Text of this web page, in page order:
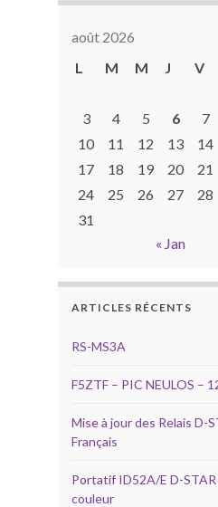
août 2026
L
M M J V
3
4 5 6 7
10
11 12 13 14
17
18 19 20 21
24
25 26 27 28
31
« Jan
ARTICLES RÉCENTS
RS-MS3A
F5ZTF – PIC NEULOS –
Mise à jour des Relais D-
Français
Portatif ID52A/E D-STAR
couleur